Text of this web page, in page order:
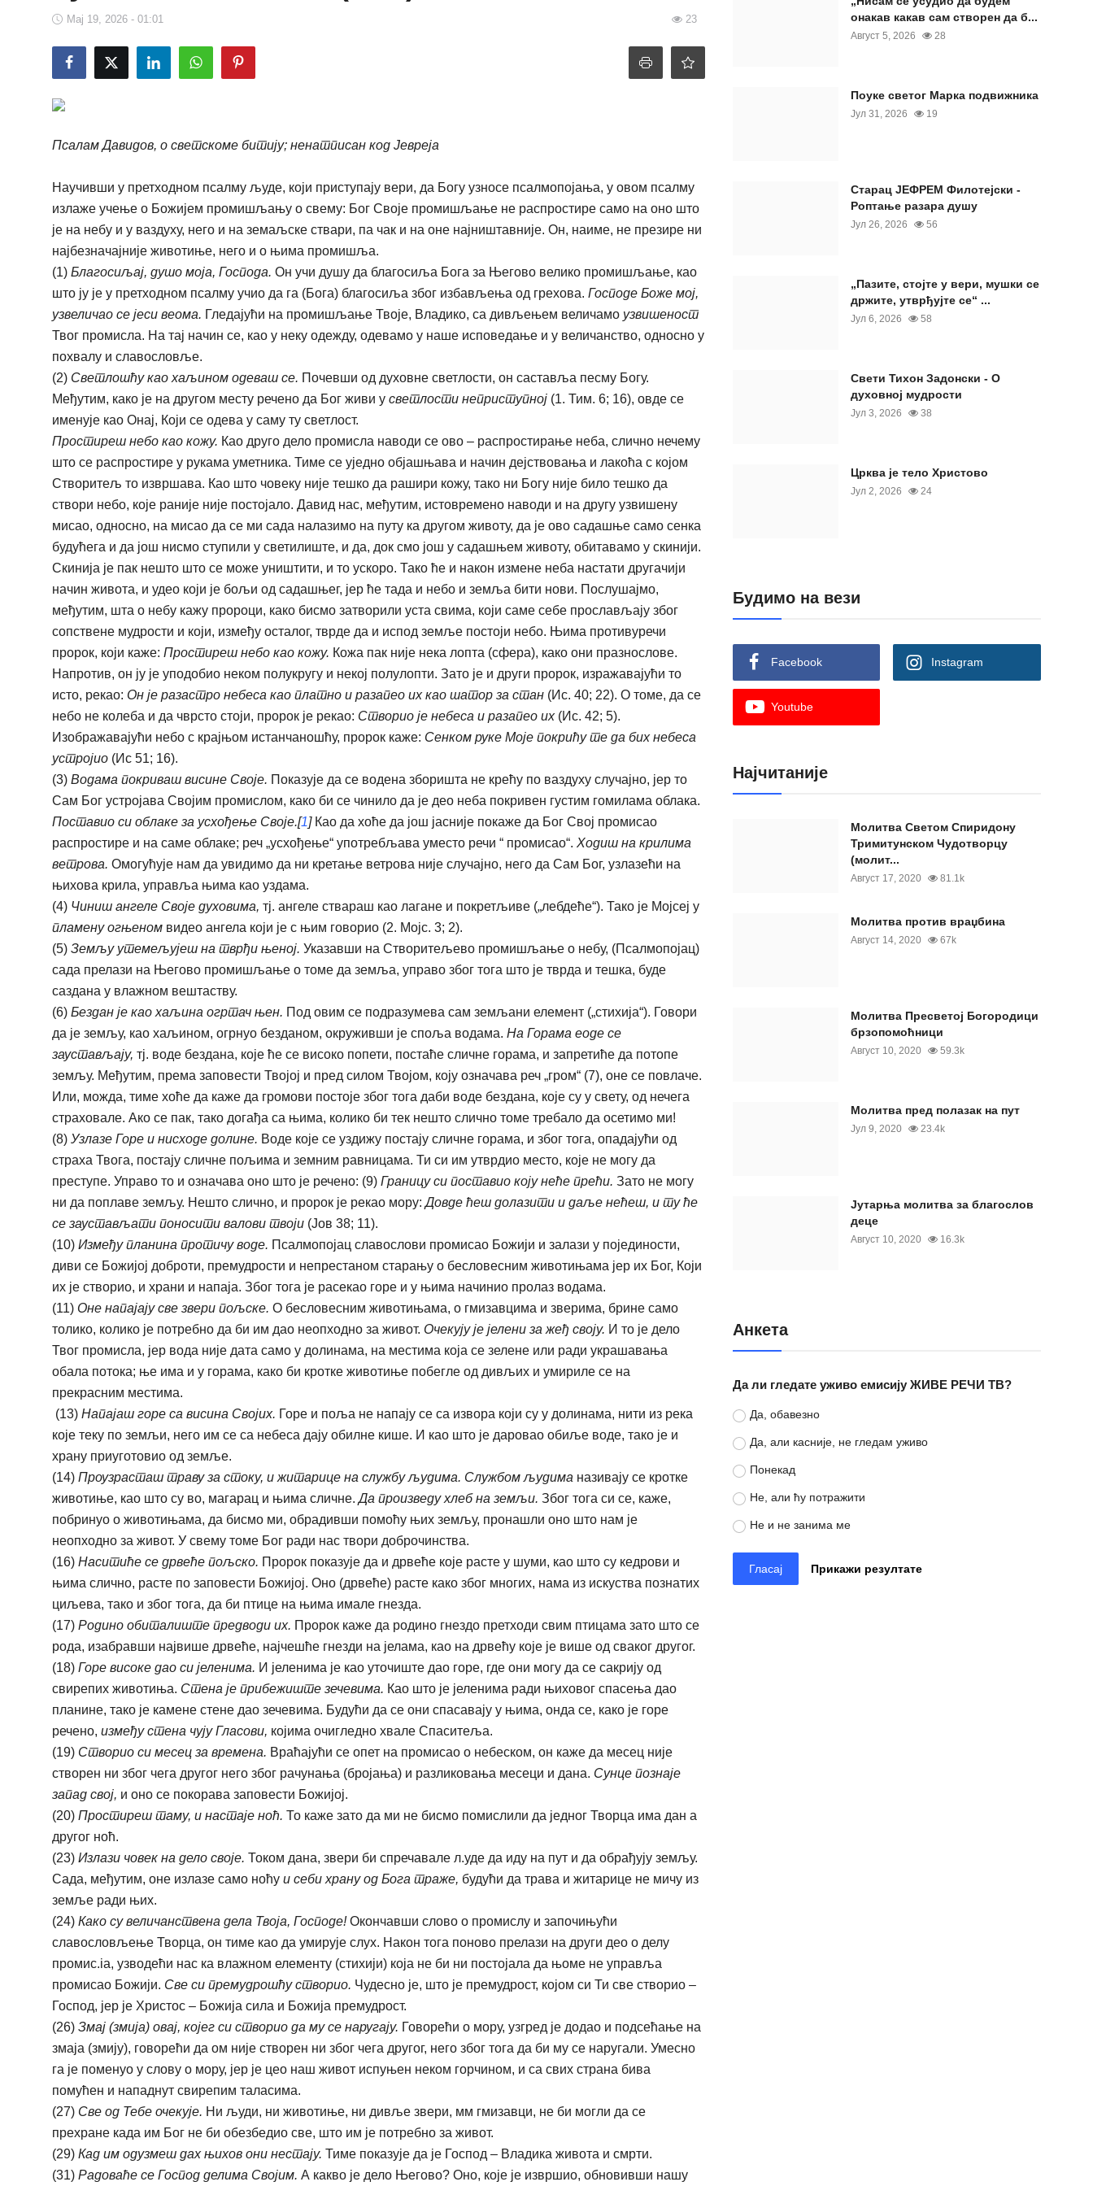
Мај 19, 2026 - 01:01 23
Псалам Давидов, о светскоме битију; ненатписан код Јевреја
Научивши у претходном псалму људе, који приступају вери, да Богу узносе псалмопојања, у овом псалму
излаже учење о Божијем промишљању о свему: Бог Своје промишљање не распростире само на оно што
је на небу и у ваздуху, него и на земаљске ствари, па чак и на оне најништавније. Он, наиме, не презире ни
најбезначајније животиње, него и о њима промишља.
(1) Благосиљај, душо моја, Господа. Он учи душу да благосиља Бога за Његово велико промишљање, као
што ју је у претходном псалму учио да га (Бога) благосиља због избављења од грехова. Господе Боже мој,
узвеличао се јеси веома. Гледајући на промишљање Твоје, Владико, са дивљењем величамо узвишеност
Твог промисла. На тај начин се, као у неку одежду, одевамо у наше исповедање и у величанство, односно у
похвалу и славословље.
(2) Светлошћу као хаљином одеваш се. Почевши од духовне светлости, он саставља песму Богу.
Међутим, како је на другом месту речено да Бог живи у светлости неприступној (1. Тим. 6; 16), овде се
именује као Онај, Који се одева у саму ту светлост.
Простиреш небо као кожу. Као друго дело промисла наводи се ово – распростирање неба, слично нечему
што се распростире у рукама уметника. Тиме се уједно објашњава и начин дејствовања и лакоћа с којом
Створитељ то извршава. Као што човеку није тешко да рашири кожу, тако ни Богу није било тешко да
створи небо, које раније није постојало. Давид нас, међутим, истовремено наводи и на другу узвишену
мисао, односно, на мисао да се ми сада налазимо на путу ка другом животу, да је ово садашње само сенка
будућега и да још нисмо ступили у светилиште, и да, док смо још у садашњем животу, обитавамо у скинији.
Скинија је пак нешто што се може уништити, и то ускоро. Тако ће и након измене неба настати другачији
начин живота, и удео који је бољи од садашњег, јер ће тада и небо и земља бити нови. Послушајмо,
међутим, шта о небу кажу пророци, како бисмо затворили уста свима, који саме себе прослављају због
сопствене мудрости и који, између осталог, тврде да и испод земље постоји небо. Њима противуречи
пророк, који каже: Простиреш небо као кожу. Кожа пак није нека лопта (сфера), како они празнослове.
Напротив, он ју је уподобио неком полукругу и некој полулопти. Зато је и други пророк, изражавајући то
исто, рекао: Он је разастро небеса као платно и разапео их као шатор за стан (Ис. 40; 22). О томе, да се
небо не колеба и да чврсто стоји, пророк је рекао: Створио је небеса и разапео их(Ис. 42; 5).
Изображавајући небо с крајњом истанчаношћу, пророк каже: Сенком руке Моје покрићу те да бих небеса
устројио (Ис 51; 16).
(3) Водама покриваш висине Cвoje. Показује да се водена зборишта не крећу по ваздуху случајно, јер то
Сам Бог устројава Својим промислом, како би се чинило да је део неба покривен густим гомилама облака.
Поставио си облаке за усхођење Cвoje.[1]Као да хоће да још јасније покаже да Бог Свој промисао
распростире и на саме облаке; реч „усхођење“ употребљава уместо речи “ промисао“. Ходиш на крилима
ветрова. Омогућује нам да увидимо да ни кретање ветрова није случајно, него да Сам Бог, узлазећи на
њихова крила, управља њима као уздама.
(4) Чиниш ангеле Cвoje духовима, тј. ангеле ствараш као лагане и покретљиве („лебдеће“). Тако је Мојсеј у
пламену огњеном видео ангела који је с њим говорио (2. Мојс. 3; 2).
(5) Земљу утемељујеш на тврђи њеној. Указавши на Створитељево промишљање о небу, (Псалмопојац)
сада прелази на Његово промишљање о томе да земља, управо због тога што је тврда и тешка, буде
саздана у влажном вештаству.
(6) Бездан је као хаљина огртач њен. Под овим се подразумева сам земљани елемент („стихија“). Говори
да је земљу, као хаљином, огрнуо безданом, окруживши је споља водама. На Горама eoge се
заустављају, тј. воде бездана, које ће се високо попети, постаће сличне горама, и запретиће да потопе
земљу. Међутим, према заповести Твојој и пред силом Твојом, коју означава реч „гром“ (7), оне се повлаче.
Или, можда, тиме хоће да каже да громови постоје због тога даби воде бездана, које су у свету, од нечега
страховале. Ако се пак, тако догађа са њима, колико би тек нешто слично томе требало да осетимо ми!
(8) Узлазе Горе и нисходе долине. Воде које се уздижу постају сличне горама, и због тога, опадајући од
страха Твога, постају сличне пољима и земним равницама. Ти си им утврдио место, које не могу да
преступе. Управо то и означава оно што је речено: (9) Границу си поставио коју неће прећи. Зато не могу
ни да поплаве земљу. Нешто слично, и пророк је рекао мору:Довде ћеш долазити и даље нећеш, и ту ће
се заустављати поносити валови твоји (Јов 38; 11).
(10) Између планина протичу воде. Псалмопојац славослови промисао Божији и залази у појединости,
диви се Божијој доброти, премудрости и непрестаном старању о бесловесним животињама јер их Бог, Који
их је створио, и храни и напаја. Због тога је расекао горе и у њима начинио пролаз водама.
(11) Оне напајају све звери пољске. О бесловесним животињама, о гмизавцима и зверима, брине само
толико, колико је потребно да би им дао неопходно за живот. Очекују је јелени за жеђ своју. И то је дело
Твог промисла, јер вода није дата само у долинама, на местима која се зелене или ради украшавања
обала потока; ње има и у горама, како би кротке животиње побегле од дивљих и умириле се на
прекрасним местима.
(13) Напајаш горе са висина Својих. Горе и поља не напају се са извора који су у долинама, нити из река
које теку по земљи, него им се са небеса дају обилне кише. И као што је даровао обиље воде, тако је и
храну приуготовио од земље.
(14) Проузрасташ траву за стоку, и житарице на службу људима. Службом људима називају се кротке
животиње, као што су во, магарац и њима сличне.Да произведу хлеб на земљи. Због тога си се, каже,
побринуо о животињама, да бисмо ми, обрадивши помоћу њих земљу, пронашли оно што нам је
неопходно за живот. У свему томе Бог ради нас твори доброчинства.
(16) Наситиће се дрвеће пољско. Пророк показује да и дрвеће које расте у шуми, као што су кедрови и
њима слично, расте по заповести Божијој. Оно (дрвеће) расте како због многих, нама из искуства познатих
циљева, тако и због тога, да би птице на њима имале гнезда.
(17) Родино обиталиште предводи их. Пророк каже да родино гнездо претходи свим птицама зато што се
рода, изабравши највише дрвеће, најчешће гнезди на јелама, као на дрвећу које је више од сваког другог.
(18) Горе високе дао си јеленима. И јеленима је као уточиште дао горе, где они могу да се сакрију од
свирепих животиња. Стена је прибежиште зечевима. Као што је јеленима ради њиховог спасења дао
планине, тако је камене стене дао зечевима. Будући да се они спасавају у њима, онда се, како је горе
речено, између стена чују Гласови, којима очигледно хвале Спаситеља.
(19) Створио си месец за времена. Враћајући се опет на промисао о небеском, он каже да месец није
створен ни због чега другог него због рачунања (бројања) и разликовања месеци и дана. Сунце познаје
запад свој, и оно се покорава заповести Божијој.
(20) Простиреш таму, и настаје ноћ. То каже зато да ми не бисмо помислили да једног Творца има дан а
другог ноћ.
(23) Излази човек на дело своје. Током дана, звери би спречавале л.уде да иду на пут и да обрађују земљу.
Сада, међутим, оне излазе само ноћу и себи храну од Бога траже, будући да трава и житарице не мичу из
земље ради њих.
(24) Како су величанствена дела Твоја, Господе!Окончавши слово о промислу и започињући
славословљење Творца, он тиме као да умирује слух. Након тога поново прелази на други део о делу
промиc.ia, узводећи нас ка влажном елементу (стихији) која не би ни постојала да њоме не управља
промисао Божији. Све си премудрошћу створио. Чудесно је, што је премудрост, којом си Ти све створио –
Господ, јер је Христос – Божија сила и Божија премудрост.
(26) Змај (змија) овај, којег си створио да му се наругају. Говорећи о мору, узгред је додао и подсећање на
змаја (змију), говорећи да ом није створен ни због чега другог, него због тога да би му се наругали. Умесно
га је поменуо у слову о мору, јер је цео наш живот испуњен неком горчином, и са свих страна бива
помућен и нападнут свирепим таласима.
(27) Све од Тебе очекује. Ни људи, ни животиње, ни дивље звери, мм гмизавци, не би могли да се
прехране када им Бог не би обезбедио све, што им је потребно за живот.
(29) Кад им одузмеш дах њихов они нестају. Тиме показује да је Господ – Владика живота и смрти.
(31) Радоваће се Господ делима Својим. А какво је дело Његово? Оно, које је извршио, обновивши нашу
онакав какав сам створен да б...
Август 5, 2026 28
Поуке светог Марка подвижника
Јул 31, 2026 19
Старац ЈЕФРЕМ Филотејски -
Роптање разара душу
Јул 26, 2026 56
„Пазите, стојте у вери, мушки се
држите, утврђујте се“ ...
Јул 6, 2026 58
Свети Тихон Задонски - О
духовној мудрости
Јул 3, 2026 38
Црква је тело Христово
Јул 2, 2026 24
Будимо на вези
Facebook Instagram
Youtube
Најчитаније
Moлитва Светом Спиридону
Тримитунском Чудотворцу
(молит...
Август 17, 2020 81.1k
Молитва против враџбина
Август 14, 2020 67k
Молитва Пресветој Богородици
брзопомоћници
Август 10, 2020 59.3k
Молитва пред полазак на пут
Јул 9, 2020 23.4k
Јутарња молитва за благослов
деце
Август 10, 2020 16.3k
Анкета
Да ли гледате уживо емисију ЖИВЕ РЕЧИ ТВ?
Да, обавезно
Да, али касније, не гледам уживо
Понекад
Не, али ћу потражити
Не и не занима ме
Гласај Прикажи резултате